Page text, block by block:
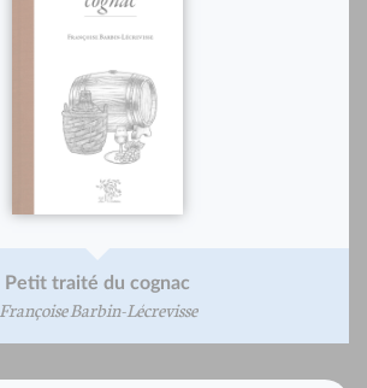
Petit traité du cognac
Françoise Barbin-Lécrevisse